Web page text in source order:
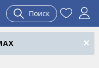
Поиск